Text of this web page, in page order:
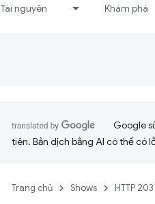
Tài nguyên Khám phá
Google
tiên. Bản dịch bằng AI có thể có
Trang chủ Shows HTTP 203